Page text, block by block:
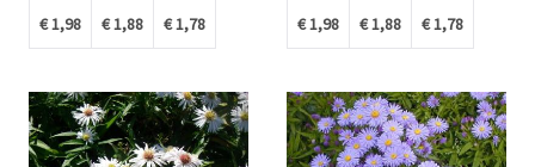
€ 1,98 € 1,88 € 1,78 € 1,98 € 1,88 € 1,78